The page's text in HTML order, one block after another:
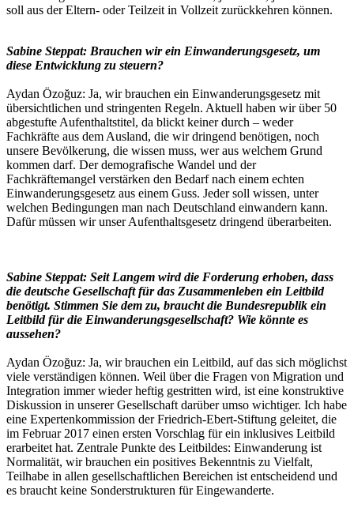
soll aus der Eltern- oder Teilzeit in Vollzeit zurückkehren können.
Sabine Steppat: Brauchen wir ein Einwanderungsgesetz, um
diese Entwicklung zu steuern?
Aydan Özoğuz: Ja, wir brauchen ein Einwanderungsgesetz mit
übersichtlichen und stringenten Regeln. Aktuell haben wir über 50
abgestufte Aufenthaltstitel, da blickt keiner durch – weder
Fachkräfte aus dem Ausland, die wir dringend benötigen, noch
unsere Bevölkerung, die wissen muss, wer aus welchem Grund
kommen darf. Der demografische Wandel und der
Fachkräftemangel verstärken den Bedarf nach einem echten
Einwanderungsgesetz aus einem Guss. Jeder soll wissen, unter
welchen Bedingungen man nach Deutschland einwandern kann.
Dafür müssen wir unser Aufenthaltsgesetz dringend überarbeiten.
Sabine Steppat: Seit Langem wird die Forderung erhoben, dass
die deutsche Gesellschaft für das Zusammenleben ein Leitbild
benötigt. Stimmen Sie dem zu, braucht die Bundesrepublik ein
Leitbild für die Einwanderungsgesellschaft? Wie könnte es
aussehen?
Aydan Özoğuz: Ja, wir brauchen ein Leitbild, auf das sich möglichst
viele verständigen können. Weil über die Fragen von Migration und
Integration immer wieder heftig gestritten wird, ist eine konstruktive
Diskussion in unserer Gesellschaft darüber umso wichtiger. Ich habe
eine Expertenkommission der Friedrich-Ebert-Stiftung geleitet, die
im Februar 2017 einen ersten Vorschlag für ein inklusives Leitbild
erarbeitet hat. Zentrale Punkte des Leitbildes: Einwanderung ist
Normalität, wir brauchen ein positives Bekenntnis zu Vielfalt,
Teilhabe in allen gesellschaftlichen Bereichen ist entscheidend und
es braucht keine Sonderstrukturen für Eingewanderte.